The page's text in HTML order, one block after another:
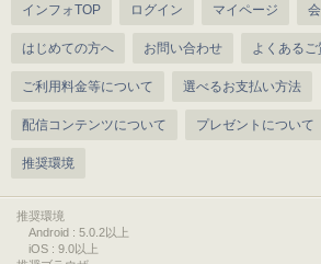
インフォTOP ログイン マイページ
はじめての方へ お問い合わせ よくあるご
ご利用料金等について 選べるお支払い方法
配信コンテンツについて プレゼントについて
推奨環境
推奨環境
Android : 5.0.2以上
iOS : 9.0以上